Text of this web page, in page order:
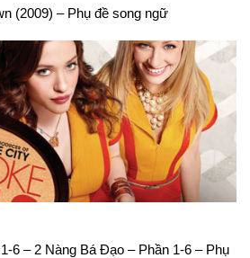
(2009) – Phụ đề song ngữ
6 – 2 Nàng Bá Đạo – Phần 1-6 – Phụ